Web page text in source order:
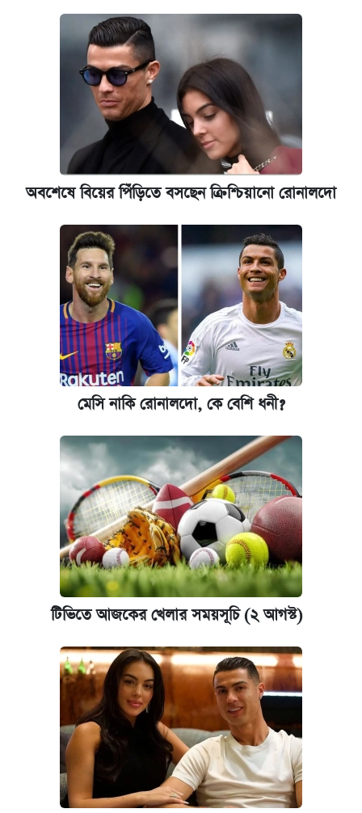
অবশেষে বিয়ের পিঁড়িতে বসছেন ক্রিশ্চিয়ানো রোনালদো
মেসি নাকি রোনালদো, কে বেশি ধনী?
টিভিতে আজকের খেলার সময়সূচি (২ আগস্ট)